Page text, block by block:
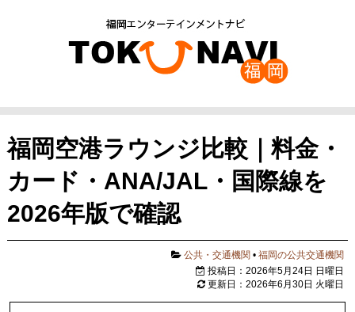
福岡空港ラウンジ比較｜料金・
カード・ANA/JAL・国際線を
2026年版で確認
公共・交通機関 •福岡の公共交通機関
投稿日：2026年5月24日 日曜日
更新日：2026年6月30日 火曜日